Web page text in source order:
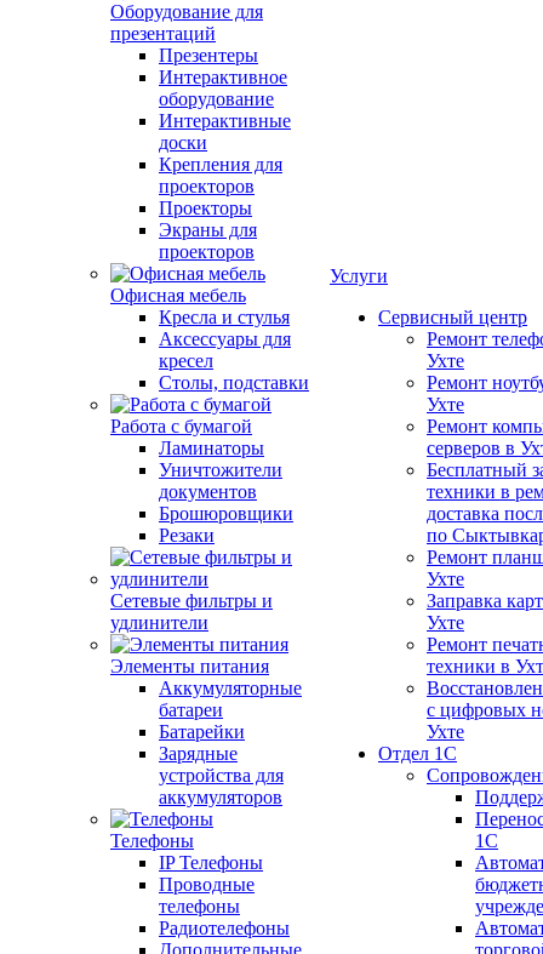
Оборудование для
презентаций
Презентеры
Интерактивное
оборудование
Интерактивные
доски
Крепления для
проекторов
Проекторы
Экраны для
проекторов
Офисная мебель
Кресла и стулья
Аксессуары для
кресел
Столы, подставки
Работа с бумагой
Ламинаторы
Уничтожители
документов
Брошюровщики
Резаки
Сетевые фильтры и
удлинители
Элементы питания
Аккумуляторные
батареи
Батарейки
Зарядные
устройства для
аккумуляторов
Телефоны
IP Телефоны
Проводные
телефоны
Радиотелефоны
Дополнительные
Услуги
Сервисный центр
Ремонт
Ухте
Ремонт
Ухте
Ремонт
серверов в
Бесплатный
техники в
доставка
по
Ремонт
Ухте
Заправка
Ухте
Ремонт
техники в
с цифровых
Ухте
Отдел 1С
1С